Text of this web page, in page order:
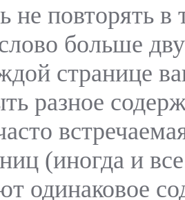
не повторять в
больше
странице
разное
(иногда и
одинаковое